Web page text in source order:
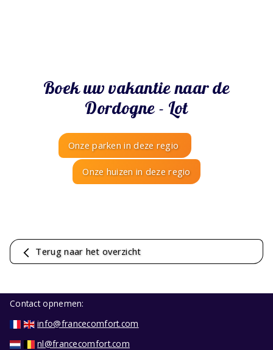
Boek uw vakantie naar de
Dordogne - Lot
Onze parken in deze regio
Onze huizen in deze regio
Terug naar het overzicht
Contact opnemen:
info@francecomfort.com
nl@francecomfort.com